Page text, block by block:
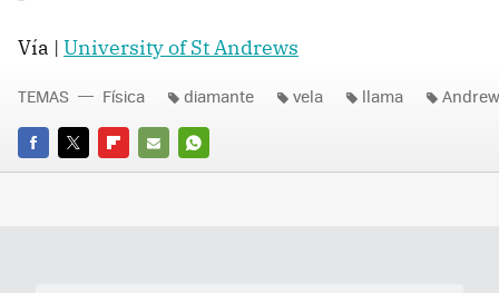
Vía | University of St Andrews
FACEBOOK
TWITTERFLIPBOARD
E-
WHATSAPP
TEMAS Física diamante vela llama